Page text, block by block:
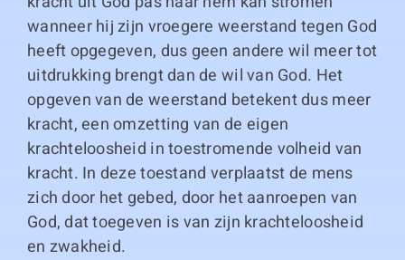
wanneer hij zijn vroegere weerstand tegen God
heeft opgegeven, dus geen andere wil meer tot
uitdrukking brengt dan de wil van God. Het
opgeven van de weerstand betekent dus meer
kracht, een omzetting van de eigen
krachteloosheid in toestromende volheid van
kracht. In deze toestand verplaatst de mens
zich door het gebed, door het aanroepen van
God, dat toegeven is van zijn krachteloosheid
en zwakheid.